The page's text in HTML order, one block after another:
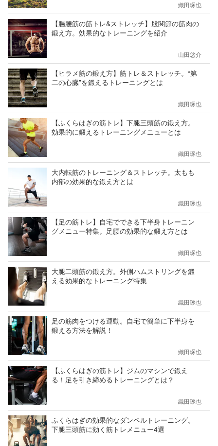
織田琢也
【腸腰筋の筋トレ&ストレッチ】股関節の筋肉の
鍛え方。効果的なトレーニングを紹介
山田悠介
【ヒラメ筋の鍛え方】筋トレ＆ストレッチ。“第
二の心臓”を鍛えるトレーニングとは
織田琢也
【ふくらはぎの筋トレ】下腿三頭筋の鍛え方。
効果的に鍛えるトレーニングメニューとは
織田琢也
大内転筋のトレーニング＆ストレッチ。太もも
内部の効果的な鍛え方とは
織田琢也
【足の筋トレ】自宅でできる下半身トレーニン
グメニュー特集。足腰の効果的な鍛え方とは
織田琢也
大腿二頭筋の鍛え方。外側ハムストリングを鍛
える効果的なトレーニング特集
織田琢也
足の筋肉をつける運動。自宅で簡単に下半身を
鍛える方法を解説！
織田琢也
【ふくらはぎの筋トレ】ジムのマシンで鍛え
る！足を引き締めるトレーニングとは？
織田琢也
ふくらはぎの効果的なダンベルトレーニング。
下腿三頭筋に効く筋トレメニュー4選